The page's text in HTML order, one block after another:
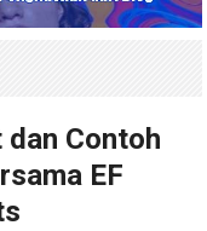
dan Contoh
EF